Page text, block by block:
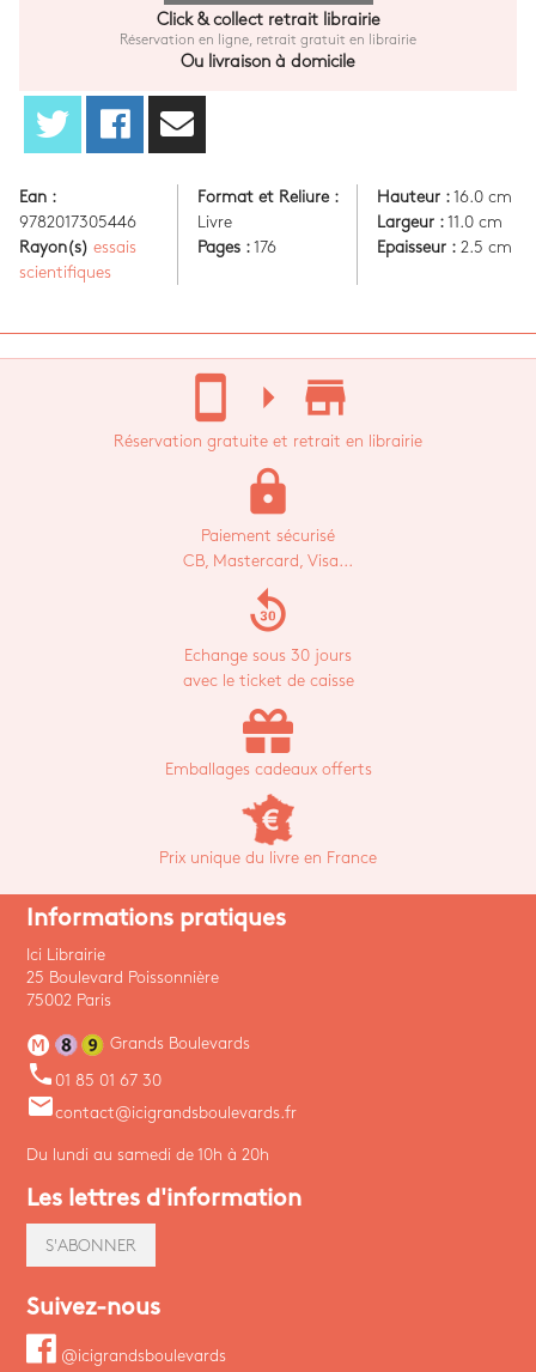
Click & collect retrait librairie
Réservation en ligne, retrait gratuit en librairie
Ou livraison à domicile
Ean :
9782017305446
Rayon(s) essais
scientifiques
Format et Reliure :
Livre
Pages : 176
Hauteur :16.0 cm
Largeur :11.0 cm
Epaisseur :2.5 cm
stay_current_portrait arrow_right store_mall_directory
Réservation gratuite et retrait en librairie
lock
Paiement sécurisé
CB, Mastercard, Visa...
replay_30
Echange sous 30 jours
avec le ticket de caisse
Emballages cadeaux offerts
Prix unique du livre en France
Informations pratiques
Ici Librairie
25 Boulevard Poissonnière
75002 Paris
Grands Boulevards
phone 01 85 01 67 30
emailcontact@icigrandsboulevards.fr
Du lundi au samedi de 10h à 20h
Les lettres d'information
S'ABONNER
Suivez-nous
@icigrandsboulevards